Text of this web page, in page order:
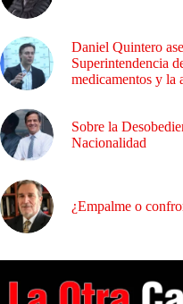
Daniel Quintero
Superintendencia
medicamentos y la
Sobre la
Nacionalidad
¿Empalme o